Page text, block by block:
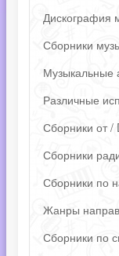
Дискография
Сборники
Музыкальные
Различные
Сборники от /
Сборники
Сборники по
Жанры
Сборники по